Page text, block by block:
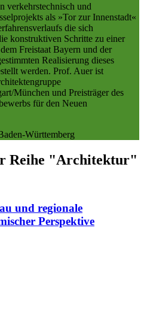
verkehrstechnisch und
als »Tor zur Innenstadt«
die sich
konstruktiven Schritte zu einer
Freistaat Bayern und der
Realisierung dieses
werden. Prof. Auer ist
München und Preisträger des
für den Neuen
Württemberg
Reihe "Architektur"
und regionale
Perspektive